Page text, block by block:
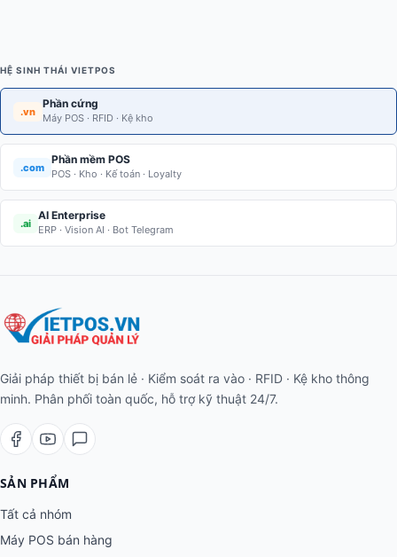
HỆ SINH THÁI VIETPOS
.vn
Phần cứng
Máy POS · RFID · Kệ kho
.com
Phần mềm POS
POS · Kho · Kế toán · Loyalty
.ai
AI Enterprise
ERP · Vision AI · Bot Telegram
Giải pháp thiết bị bán lẻ · Kiểm soát ra vào · RFID · Kệ kho thông
minh. Phân phối toàn quốc, hỗ trợ kỹ thuật 24/7.
SẢN PHẨM
Tất cả nhóm
Máy POS bán hàng